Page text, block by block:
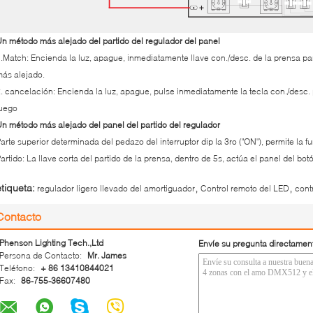
método más alejado del partido del regulador del panel
Encienda la luz, apague, inmediatamente llave con./desc. de la prensa
alejado.
cancelación: Encienda la luz, apague, pulse inmediatamente la tecla con./
método más alejado del panel del partido del regulador
superior determinada del pedazo del interruptor dip la 3ro ("ON"), permite la
La llave corta del partido de la prensa, dentro de 5s, actúa el panel del
regulador ligero llevado del amortiguador Control remoto del LED
Phenson Lighting Tech.,Ltd
Persona de Contacto:
Mr. James
Teléfono:
+ 86 13410844021
Fax: 86-755-36607480
Envíe su pregunta